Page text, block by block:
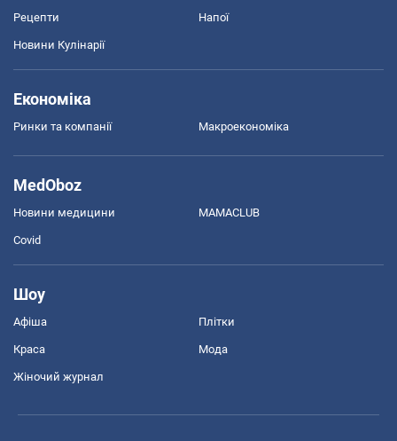
Рецепти Напої
Новини Кулінарії
Економіка
Ринки та компанії Макроекономіка
MedOboz
Новини медицини MAMACLUB
Covid
Шоу
Афіша Плітки
Краса Мода
Жіночий журнал